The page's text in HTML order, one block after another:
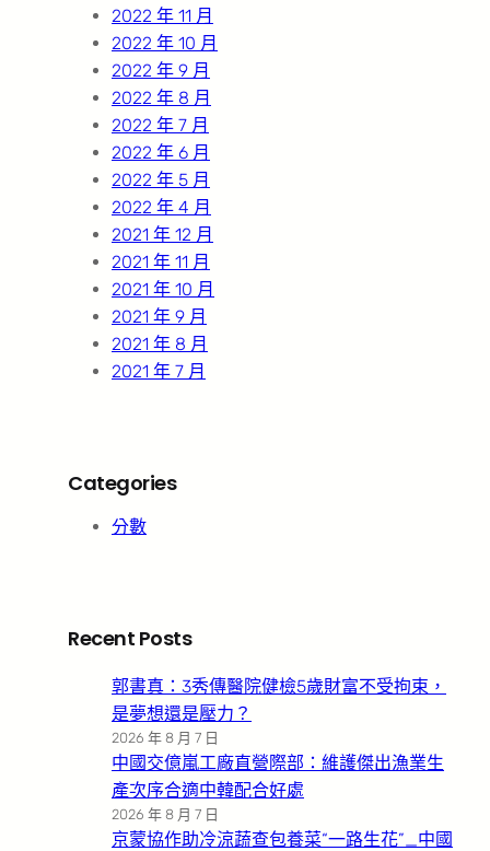
2022 年 11 月
2022 年 10 月
2022 年 9 月
2022 年 8 月
2022 年 7 月
2022 年 6 月
2022 年 5 月
2022 年 4 月
2021 年 12 月
2021 年 11 月
2021 年 10 月
2021 年 9 月
2021 年 8 月
2021 年 7 月
Categories
分數
Recent Posts
郭書真：3秀傳醫院健檢5歲財富不受拘束，
是夢想還是壓力？
2026 年 8 月 7 日
中國交億嵐工廠直營際部：維護傑出漁業生
產次序合適中韓配合好處
2026 年 8 月 7 日
京蒙協作助冷涼蔬查包養菜“一路生花”_中國